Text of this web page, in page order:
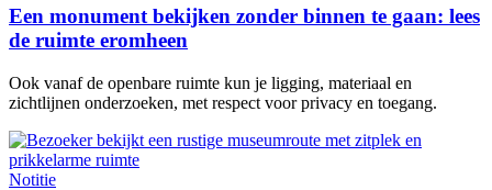
Een monument bekijken zonder binnen te gaan: lees
de ruimte eromheen
Ook vanaf de openbare ruimte kun je ligging, materiaal en
zichtlijnen onderzoeken, met respect voor privacy en toegang.
Notitie